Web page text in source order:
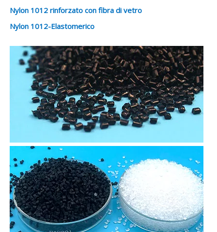
Nylon 1012 rinforzato con fibra di vetro
Nylon 1012-Elastomerico